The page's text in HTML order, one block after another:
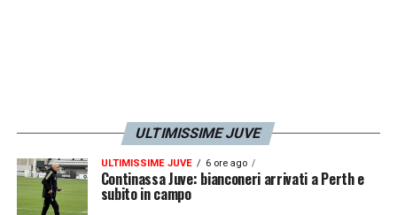
ULTIMISSIME JUVE
ULTIMISSIME JUVE 6 ore ago
Continassa Juve: bianconeri arrivati a Perth e
subito in campo